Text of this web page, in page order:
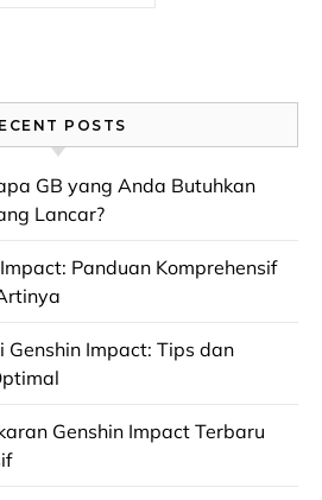
POSTS
GB yang Anda Butuhkan
Lancar?
Panduan Komprehensif
Genshin Impact: Tips dan
Genshin Impact Terbaru